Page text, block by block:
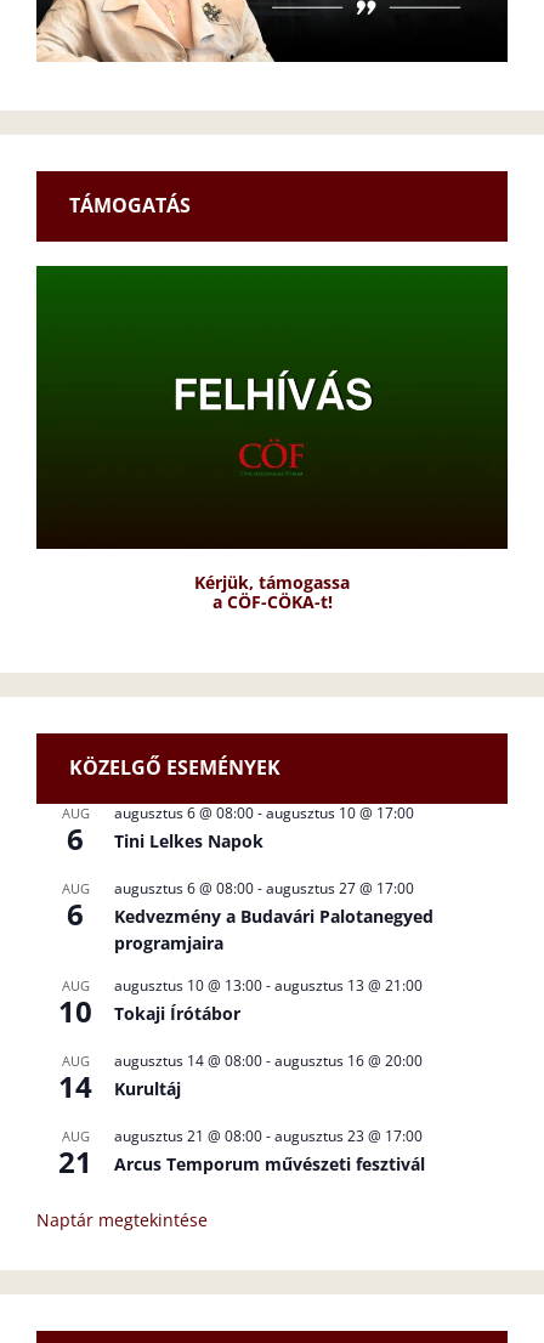
TÁMOGATÁS
Kérjük, támogassa
a CÖF-CÖKA-t!
KÖZELGŐ ESEMÉNYEK
AUG
6
augusztus 6 @ 08:00-augusztus 10 @ 17:00
Tini Lelkes Napok
AUG
6
augusztus 6 @ 08:00-augusztus 27 @ 17:00
Kedvezmény a Budavári Palotanegyed
programjaira
AUG
10
augusztus 10 @ 13:00-augusztus 13 @ 21:00
Tokaji Írótábor
AUG
14
augusztus 14 @ 08:00-augusztus 16 @ 20:00
Kurultáj
AUG
21
augusztus 21 @ 08:00-augusztus 23 @ 17:00
Arcus Temporum művészeti fesztivál
Naptár megtekintése